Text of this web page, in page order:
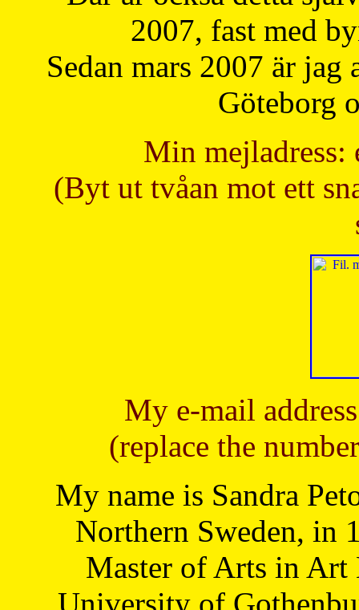
2007, fast med
Sedan mars 2007 är
Göteborg
Min mejladress:
(Byt ut tvåan mot ett
My e-mail
(replace the
My name is Sandra
Northern Sweden, in
Master of Arts in Art